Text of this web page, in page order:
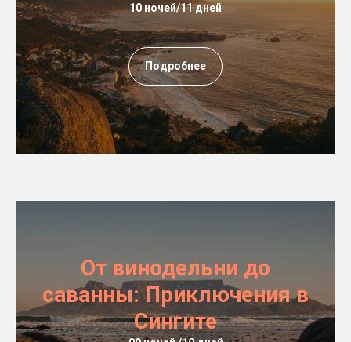
10 ночей/11 дней
Подробнее
От винодельни до
саванны: Приключения в
Сингите